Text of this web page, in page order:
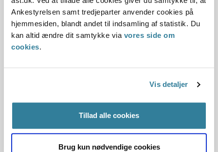
Ankestyrelsen samt tredjeparter anvender cookies på
hjemmesiden, blandt andet til indsamling af statistik. Du
kan altid ændre dit samtykke via vores side om
cookies.
Vis detaljer
Tillad alle cookies
Brug kun nødvendige cookies
optjeningen af indtægten?
Sag nr. 1
Pensionisten ejede og deltog aktivt i driften af en
planteavlsvirksomhed. Virksomheden havde i 2020 bl.a.
vindmøllen. Udbetaling Danmark vurderede, at den
Ankestyrelsen stadfæstede Udbetaling Danmarks
afgørelse. Ankestyrelsen lagde vægt på, at pensionisten